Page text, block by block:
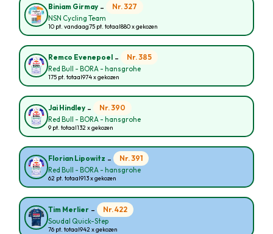
Biniam Girmay - Nr. 327
NSN Cycling Team
10 pt. vandaag75 pt. totaal880 x gekozen
Remco Evenepoel - Nr. 385
Red Bull - BORA - hansgrohe
175 pt. totaal974 x gekozen
Jai Hindley - Nr. 390
Red Bull - BORA - hansgrohe
9 pt. totaal132 x gekozen
Florian Lipowitz - Nr. 391
Red Bull - BORA - hansgrohe
62 pt. totaal913 x gekozen
Tim Merlier - Nr. 422
Soudal Quick-Step
76 pt. totaal942 x gekozen